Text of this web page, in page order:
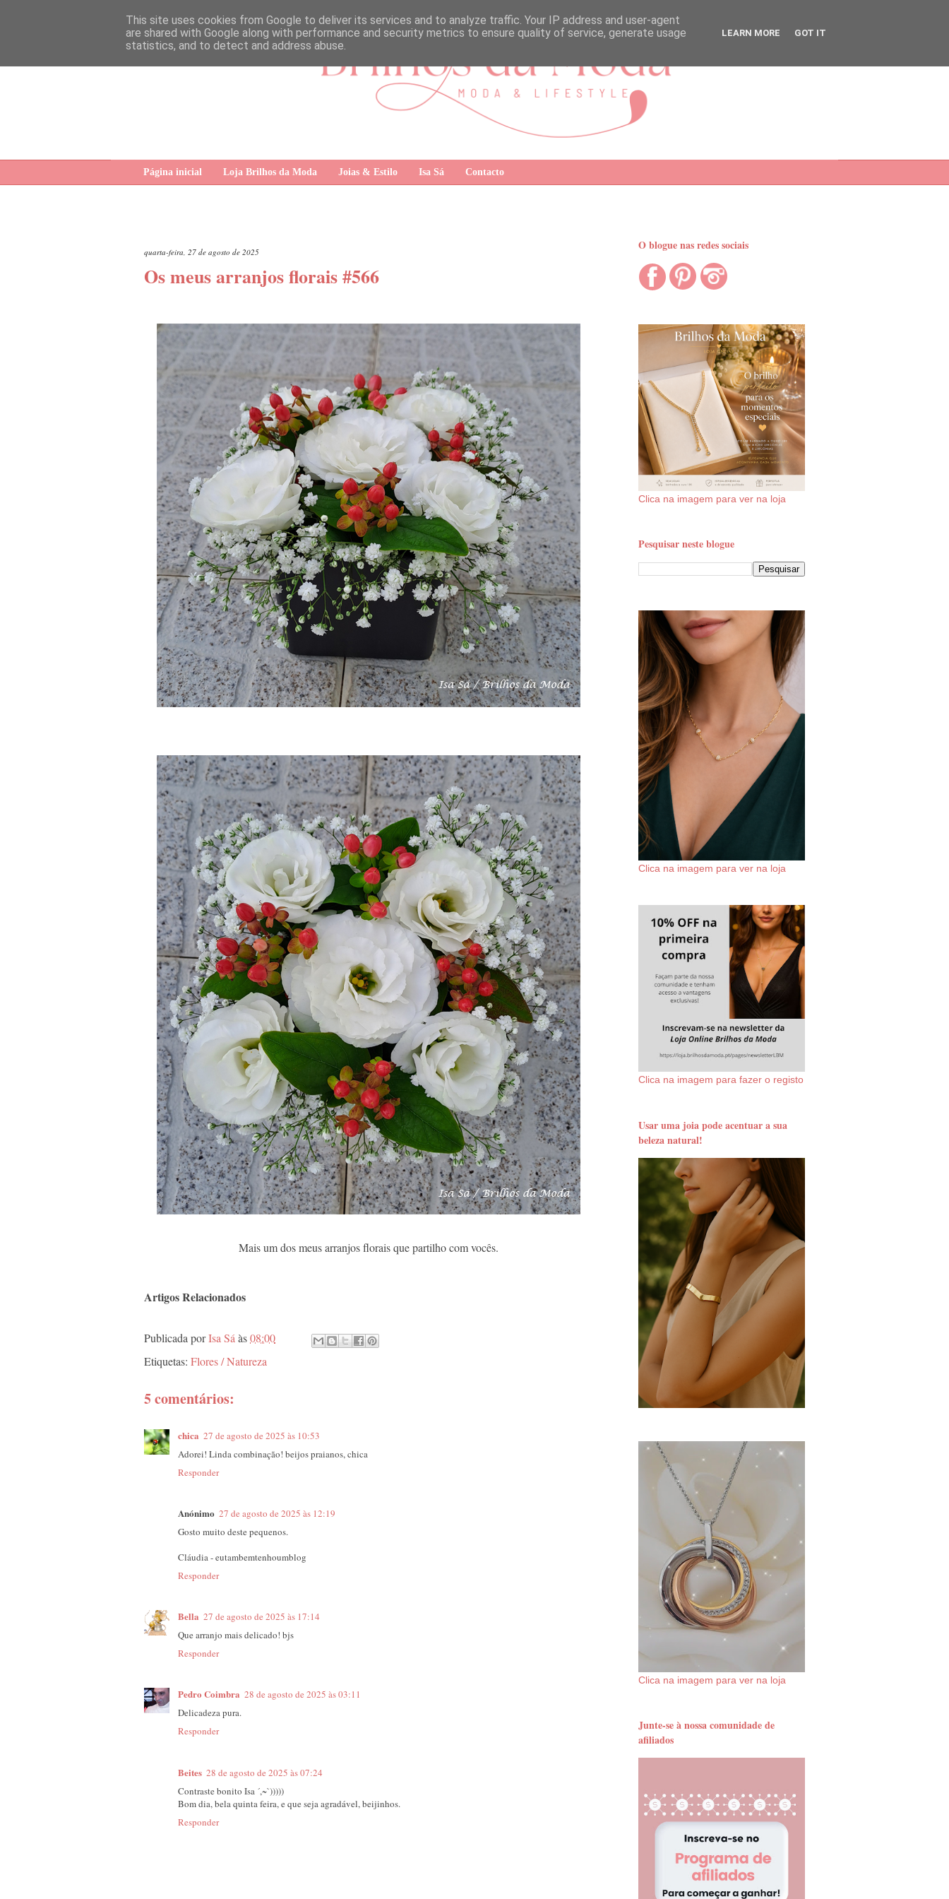
Página inicial Loja Brilhos da Moda Joias & Estilo Isa Sá Contacto
quarta-feira, 27 de agosto de 2025
Os meus arranjos florais #566
Mais um dos meus arranjos florais que partilho com vocês.
Artigos Relacionados
Publicada porIsa Sá às08:00
Etiquetas: Flores / Natureza
5 comentários:
chica 27 de agosto de 2025 às 10:53
Adorei! Linda combinação! beijos praianos, chica
Responder
Anónimo 27 de agosto de 2025 às 12:19
Gosto muito deste pequenos.
Cláudia - eutambemtenhoumblog
Responder
Bella 27 de agosto de 2025 às 17:14
Que arranjo mais delicado! bjs
Responder
Pedro Coimbra 28 de agosto de 2025 às 03:11
Delicadeza pura.
Responder
Beites 28 de agosto de 2025 às 07:24
Contraste bonito Isa ´,~`)))))
Bom dia, bela quinta feira, e que seja agradável, beijinhos.
Responder
O blogue nas redes sociais
Clica na imagem para ver na loja
Pesquisar neste blogue
Clica na imagem para ver na loja
Clica na imagem para fazer o registo
Usar uma joia pode acentuar a sua
beleza natural!
Clica na imagem para ver na loja
Junte-se à nossa comunidade de
afiliados
This site uses cookies from Google to deliver its services and to analyze traffic. Your IP address and user-agent
are shared with Google along with performance and security metrics to ensure quality of service, generate usage
statistics, and to detect and address abuse.
LEARN MORE GOT IT